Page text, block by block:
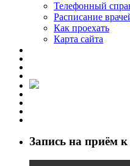
Телефонный
Расписание
Как проехать
Карта сайта
Запись на приём к